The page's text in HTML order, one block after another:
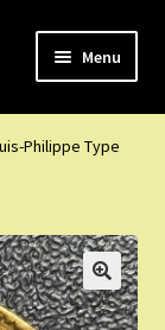
Menu
Philippe Type